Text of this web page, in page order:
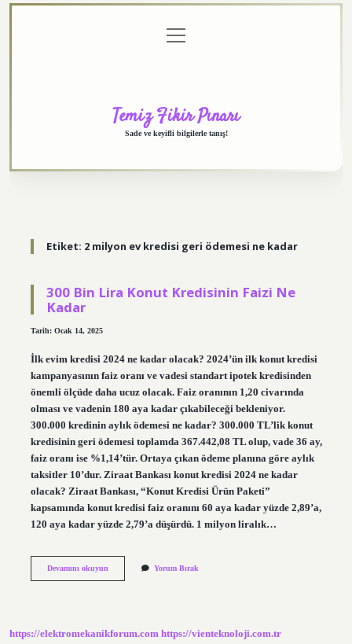
menüyü
aç
Temiz Fikir Pınarı
Sade ve keyifli bilgilerle tanış!
Etiket: 2 milyon ev kredisi geri ödemesi ne kadar
300 Bin Lira Konut Kredisinin Faizi Ne
Kadar
Tarih: Ocak 14, 2025
İlk evim kredisi 2024 ne kadar olacak? 2024’ün ilk konut kredisi
kampanyasının faiz oranı ve vadesi standart ipotek kredisinden
önemli ölçüde daha ucuz olacak. Faiz oranının 1,20 civarında
olması ve vadenin 180 aya kadar çıkabileceği bekleniyor.
300.000 kredinin aylık ödemesi ne kadar? 300.000 TL’lik konut
kredisinin geri ödemesi toplamda 367.442,08 TL olup, vade 36 ay,
faiz oranı ise %1,14’tür. Ortaya çıkan ödeme planına göre aylık
taksitler 10’dur. Ziraat Bankası konut kredisi 2024 ne kadar
olacak? Ziraat Bankası, “Konut Kredisi Ürün Paketi”
kapsamında konut kredisi faiz oranını 60 aya kadar yüzde 2,89’a,
120 aya kadar yüzde 2,79’a düşürdü. 1 milyon liralık…
Devamını okuyun300
Ne
Yorum Bırak
https://elektromekanikforum.com https://vienteknoloji.com.tr